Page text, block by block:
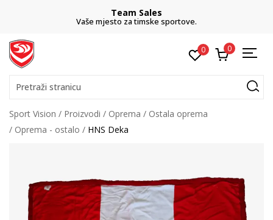
Team Sales
Vaše mjesto za timske sportove.
0 0
Pretraži stranicu
Sport Vision Proizvodi Oprema
Ostala oprema
Oprema - ostalo
HNS Deka